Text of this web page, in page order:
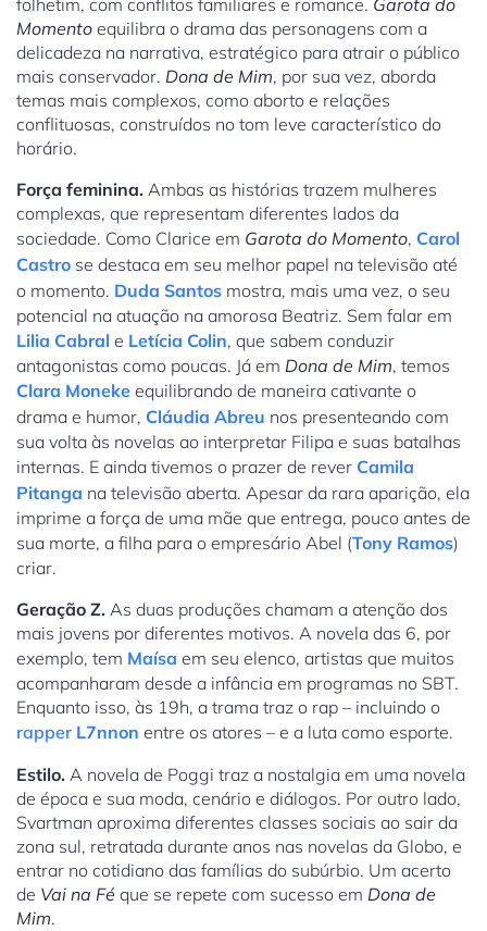
folhetim, com conflitos familiares e romance. Garota do
Momento equilibra o drama das personagens com a
delicadeza na narrativa, estratégico para atrair o público
mais conservador. Dona de Mim, por sua vez, aborda
temas mais complexos, como aborto e relações
conflituosas, construídos no tom leve característico do
horário.
Força feminina. Ambas as histórias trazem mulheres
complexas, que representam diferentes lados da
sociedade. Como Clarice em Garota do Momento, Carol
Castro se destaca em seu melhor papel na televisão até
o momento. Duda Santos mostra, mais uma vez, o seu
potencial na atuação na amorosa Beatriz. Sem falar em
Lilia Cabral e Letícia Colin, que sabem conduzir
antagonistas como poucas. Já em Dona de Mim, temos
Clara Moneke equilibrando de maneira cativante o
drama e humor, Cláudia Abreu nos presenteando com
sua volta às novelas ao interpretar Filipa e suas batalhas
internas. E ainda tivemos o prazer de rever Camila
Pitanga na televisão aberta. Apesar da rara aparição, ela
imprime a força de uma mãe que entrega, pouco antes de
sua morte, a filha para o empresário Abel (Tony Ramos)
criar.
Geração Z. As duas produções chamam a atenção dos
mais jovens por diferentes motivos. A novela das 6, por
exemplo, tem Maísa em seu elenco, artistas que muitos
acompanharam desde a infância em programas no SBT.
Enquanto isso, às 19h, a trama traz o rap – incluindo o
rapper L7nnon entre os atores – e a luta como esporte.
Estilo. A novela de Poggi traz a nostalgia em uma novela
de época e sua moda, cenário e diálogos. Por outro lado,
Svartman aproxima diferentes classes sociais ao sair da
zona sul, retratada durante anos nas novelas da Globo, e
entrar no cotidiano das famílias do subúrbio. Um acerto
de Vai na Fé que se repete com sucesso em Dona de
Mim.